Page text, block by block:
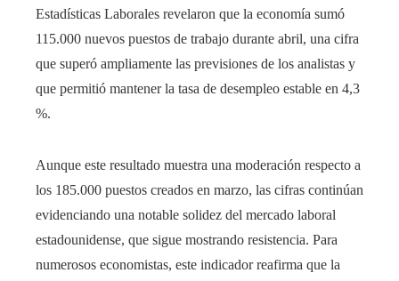
Estadísticas Laborales revelaron que la economía sumó
115.000 nuevos puestos de trabajo durante abril, una cifra
que superó ampliamente las previsiones de los analistas y
que permitió mantener la tasa de desempleo estable en 4,3
%.
Aunque este resultado muestra una moderación respecto a
los 185.000 puestos creados en marzo, las cifras continúan
evidenciando una notable solidez del mercado laboral
estadounidense, que sigue mostrando resistencia. Para
numerosos economistas, este indicador reafirma que la